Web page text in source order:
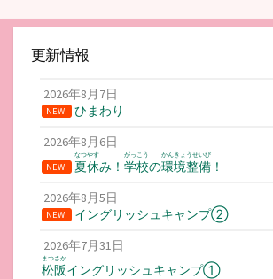
更新情報
2026年8月7日
NEW!
ひまわり
2026年8月6日
NEW! 夏休
なつやす
み！ 学校
がっこう
の環境整備
かんきょうせいび
！
2026年8月5日
NEW!
イングリッシュキャンプ②
2026年7月31日
松阪
まつさか
イングリッシュキャンプ①